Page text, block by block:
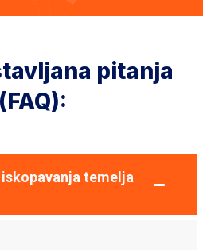
pitanja
(FAQ):
temelja